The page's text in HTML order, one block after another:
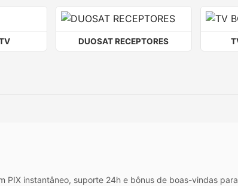
DUOSAT RECEPTORES
instantâneo, suporte 24h e bônus de boas-vindas